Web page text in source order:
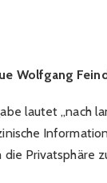
Wolfgang
lautet „nach
Privatsphäre